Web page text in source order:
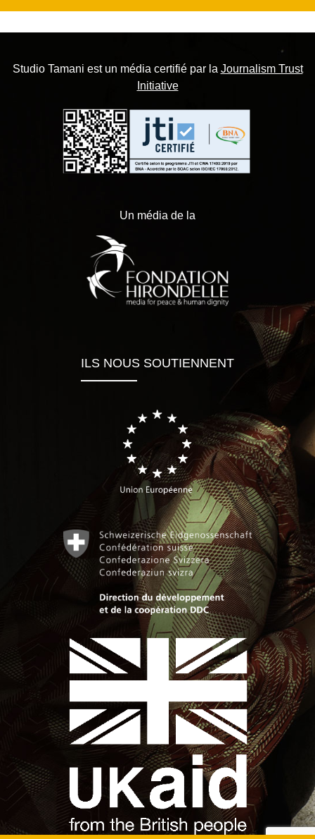
Studio Tamani est un média certifié par la Journalism Trust
Initiative
Un média de la
ILS NOUS SOUTIENNENT